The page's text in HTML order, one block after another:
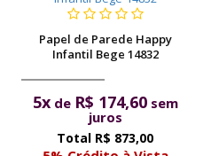
Papel de Parede Happy
Infantil Bege 14832
5xde R$ 174,60sem
juros
R$ 873,00